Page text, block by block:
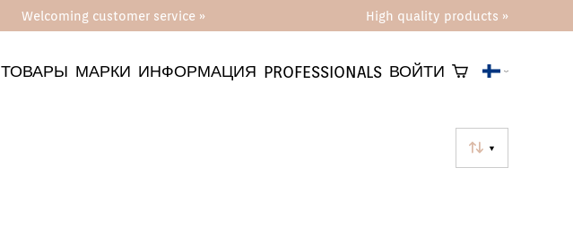
Welcoming customer service » High quality products »
ТОВАРЫ МАРКИ ИНФОРМАЦИЯ PROFESSIONALS ВОЙТИ
▼